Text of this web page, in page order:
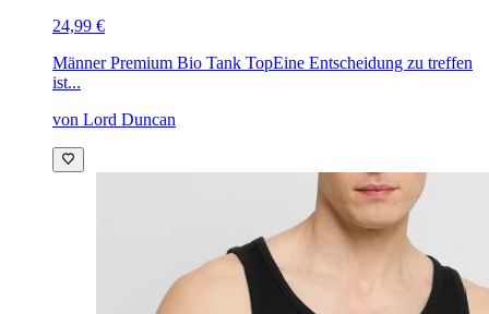
24,99 €
Männer Premium Bio Tank TopEine Entscheidung zu treffen
ist...
von Lord Duncan